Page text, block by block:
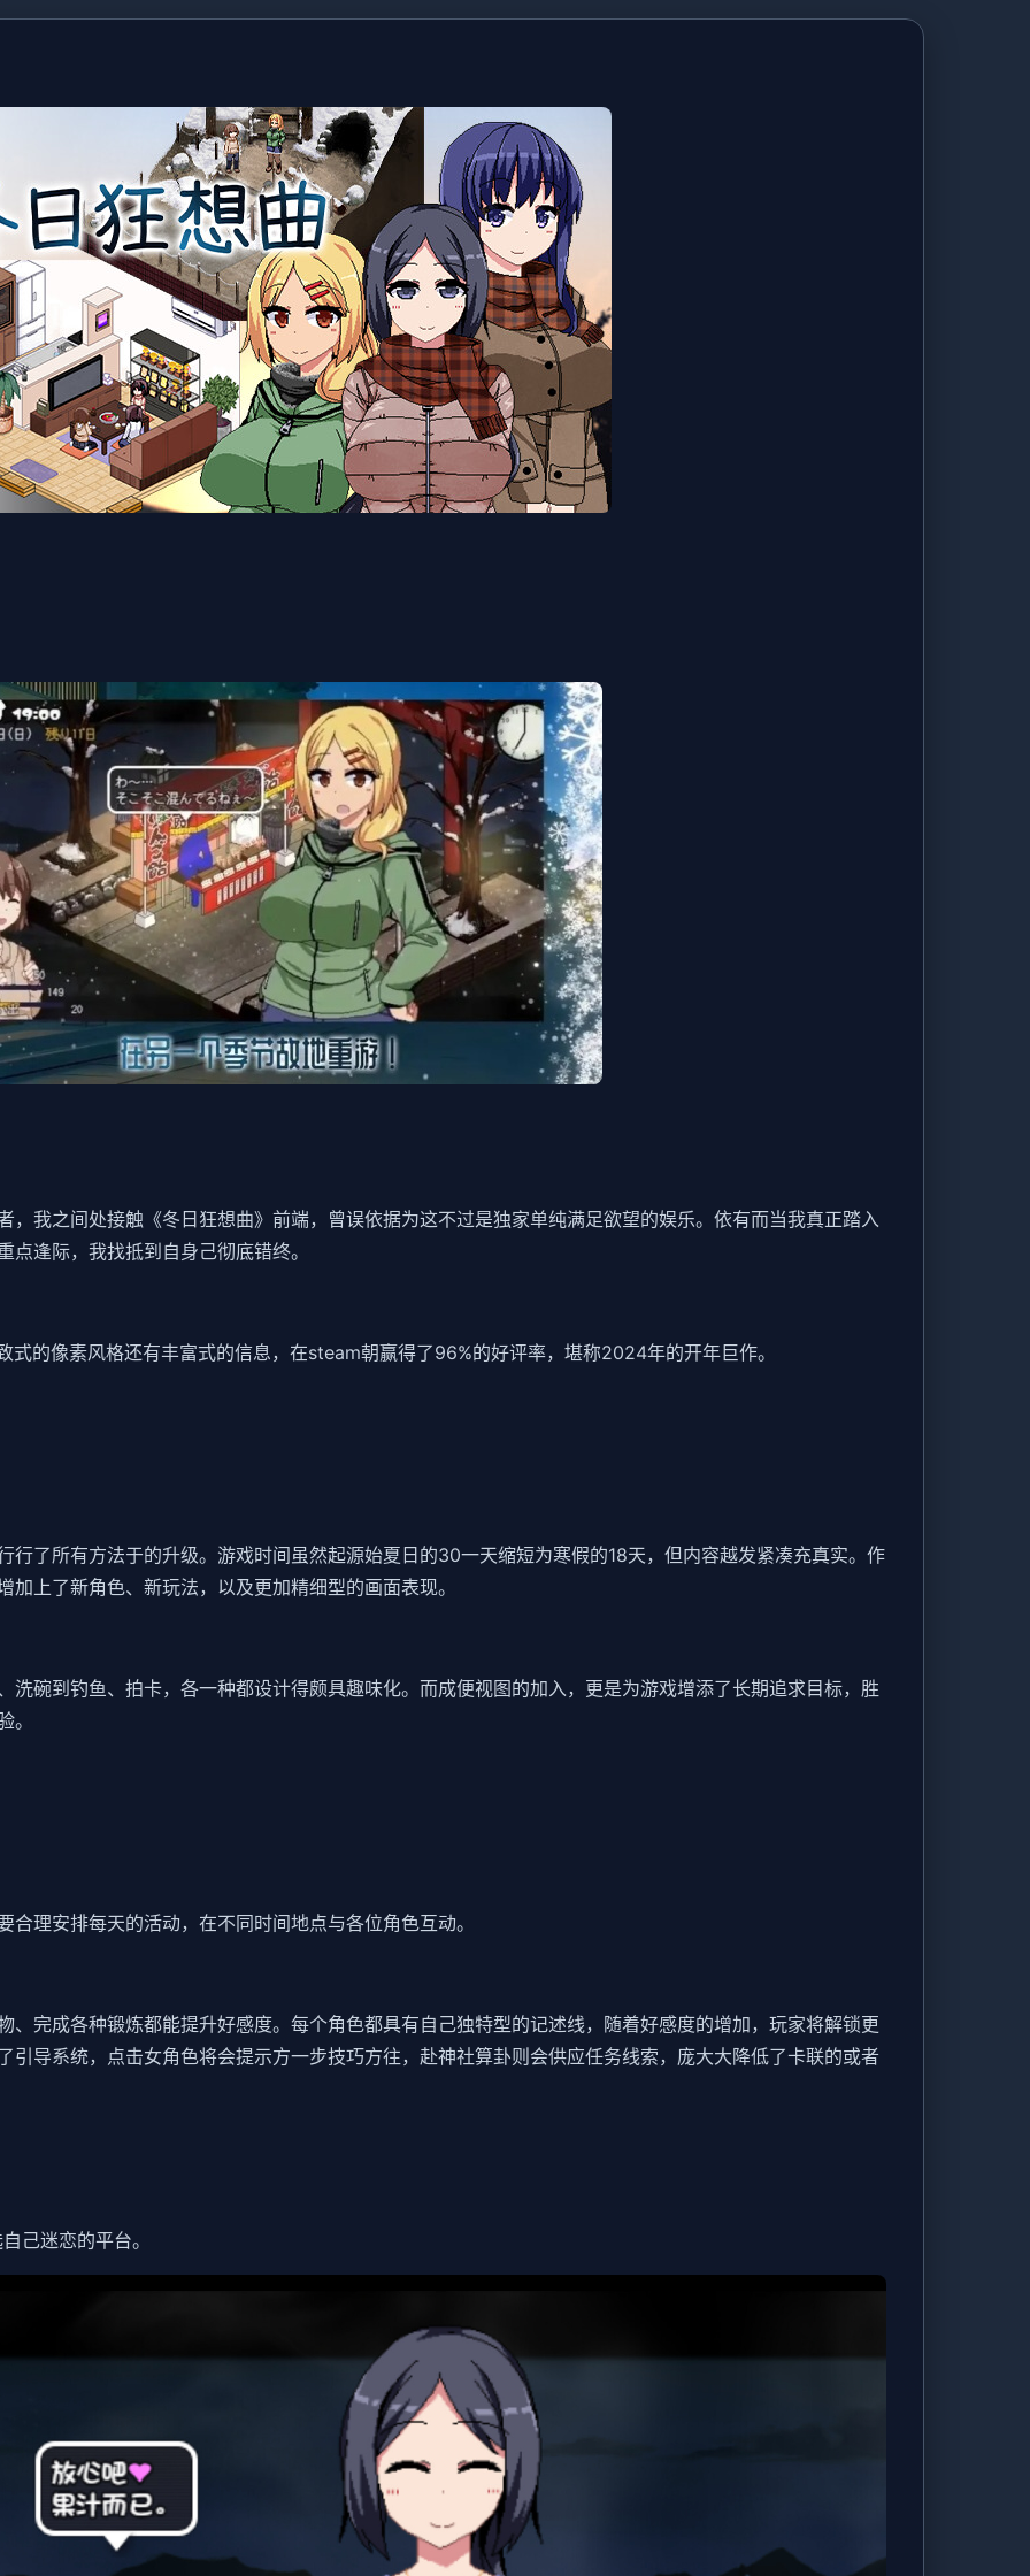
，我之间处接触《冬日狂想曲》前端，曾误依据为这不过是独家​​单纯满足欲望的娱乐​​。依有而当我真正踏入
逢际，我找抵到自身己彻底错终。
的像素风格还有丰富式的信息，在steam朝赢得了​​96%的好评率​​，堪称2024年的开年巨作。
行了所有方法于的升级。游戏时间虽然起源始夏日的30一天缩短为寒假的18天，但内容越发紧凑充真实。作
上了​​新角色、新玩法​​，以及更加精细型的画面表现。
洗碗到钓鱼、拍卡，各一种都设计得颇具趣味化。而​​成便视图的加入​​，更是为游戏增添了长期追求目标，胜
。
理安排每天的活动，在不同时间地点与各位角色互动。
、完成各种锻炼都能提升好感度。每个角色都具有自己独特型的记述线，随着好感度的增加，玩家将解锁更
引导系统，点击女角色将会提示方一步技巧方往，赴神社算卦则会供应任务线索，庞大大降低了卡联的或者
己迷恋的平台。